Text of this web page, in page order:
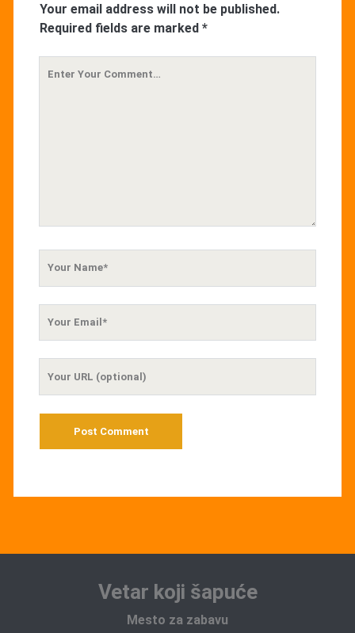
Your email address will not be published.
Required fields are marked *
Vetar koji šapuće
Mesto za zabavu